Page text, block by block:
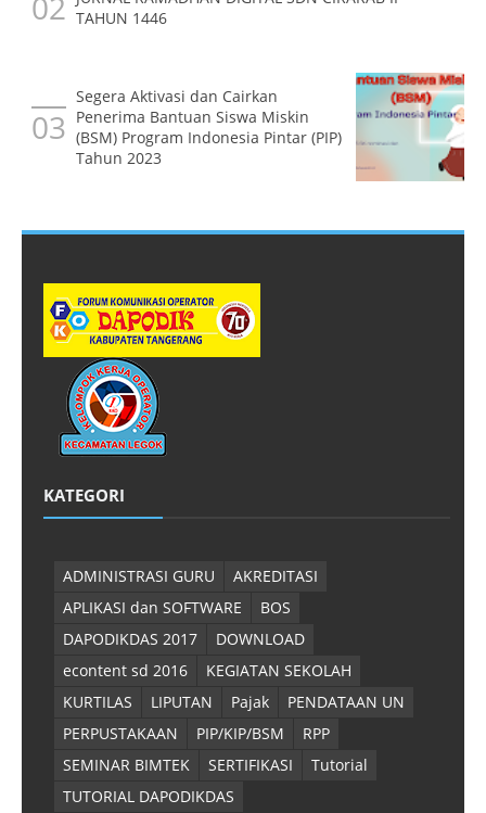
TAHUN 1446
Segera Aktivasi dan Cairkan
Penerima Bantuan Siswa Miskin
(BSM) Program Indonesia Pintar (PIP)
Tahun 2023
KATEGORI
ADMINISTRASI GURU
AKREDITASI
APLIKASI dan SOFTWARE
BOS
DAPODIKDAS 2017
DOWNLOAD
econtent sd 2016
KEGIATAN SEKOLAH
KURTILAS
LIPUTAN Pajak
PENDATAAN UN
PERPUSTAKAAN
PIP/KIP/BSM
RPP
SEMINAR BIMTEK
SERTIFIKASI
Tutorial
TUTORIAL DAPODIKDAS